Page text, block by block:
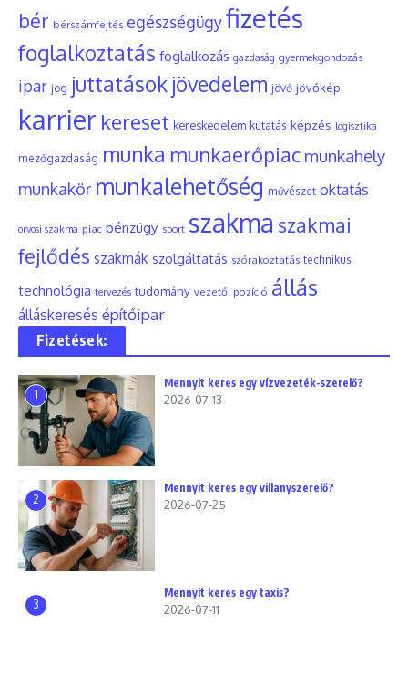
bér bérszámfejtés egészségügyfizetés
foglalkoztatás foglalkozás gazdaság gyermekgondozás
ipar jog juttatások jövedelem jövő jövőkép
karrier kereset kereskedelem kutatás képzés logisztika
mezőgazdaság munka munkaerőpiac munkahely
munkakör munkalehetőség művészet oktatás
orvosi szakma piac pénzügy sport szakma szakmai
fejlődés szakmák szolgáltatás szórakoztatás technikus
technológia tervezés tudomány vezetői pozíció állás
álláskeresés építőipar
Fizetések:
1
Mennyit keres egy vízvezeték-szerelő?
2026-07-13
2
Mennyit keres egy villanyszerelő?
2026-07-25
3
Mennyit keres egy taxis?
2026-07-11